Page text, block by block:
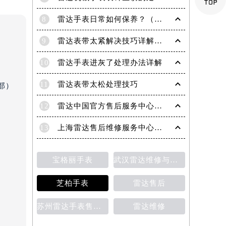
）
8 雷达手表日常如何保养？（雷达手表日常保养要点）
9 雷达表带太紧解决技巧详解（轻松调整手表佩戴舒适度的方法）
10 雷达手表进灰了处理办法详解
11 雷达表带太松处理技巧
12 雷达中国官方售后服务中心｜服务热线及网点地址权威信息通知（2026年6月最新）
13 上海雷达售后维修服务中心地址 专业手表维修保养服务权威公示（2026年7月最新）
宝格丽手表 武汉雷达维修与保养价格详解
芝柏手表 雷达售后
苏州雷达手表售后维修保养价目表 雷达维修